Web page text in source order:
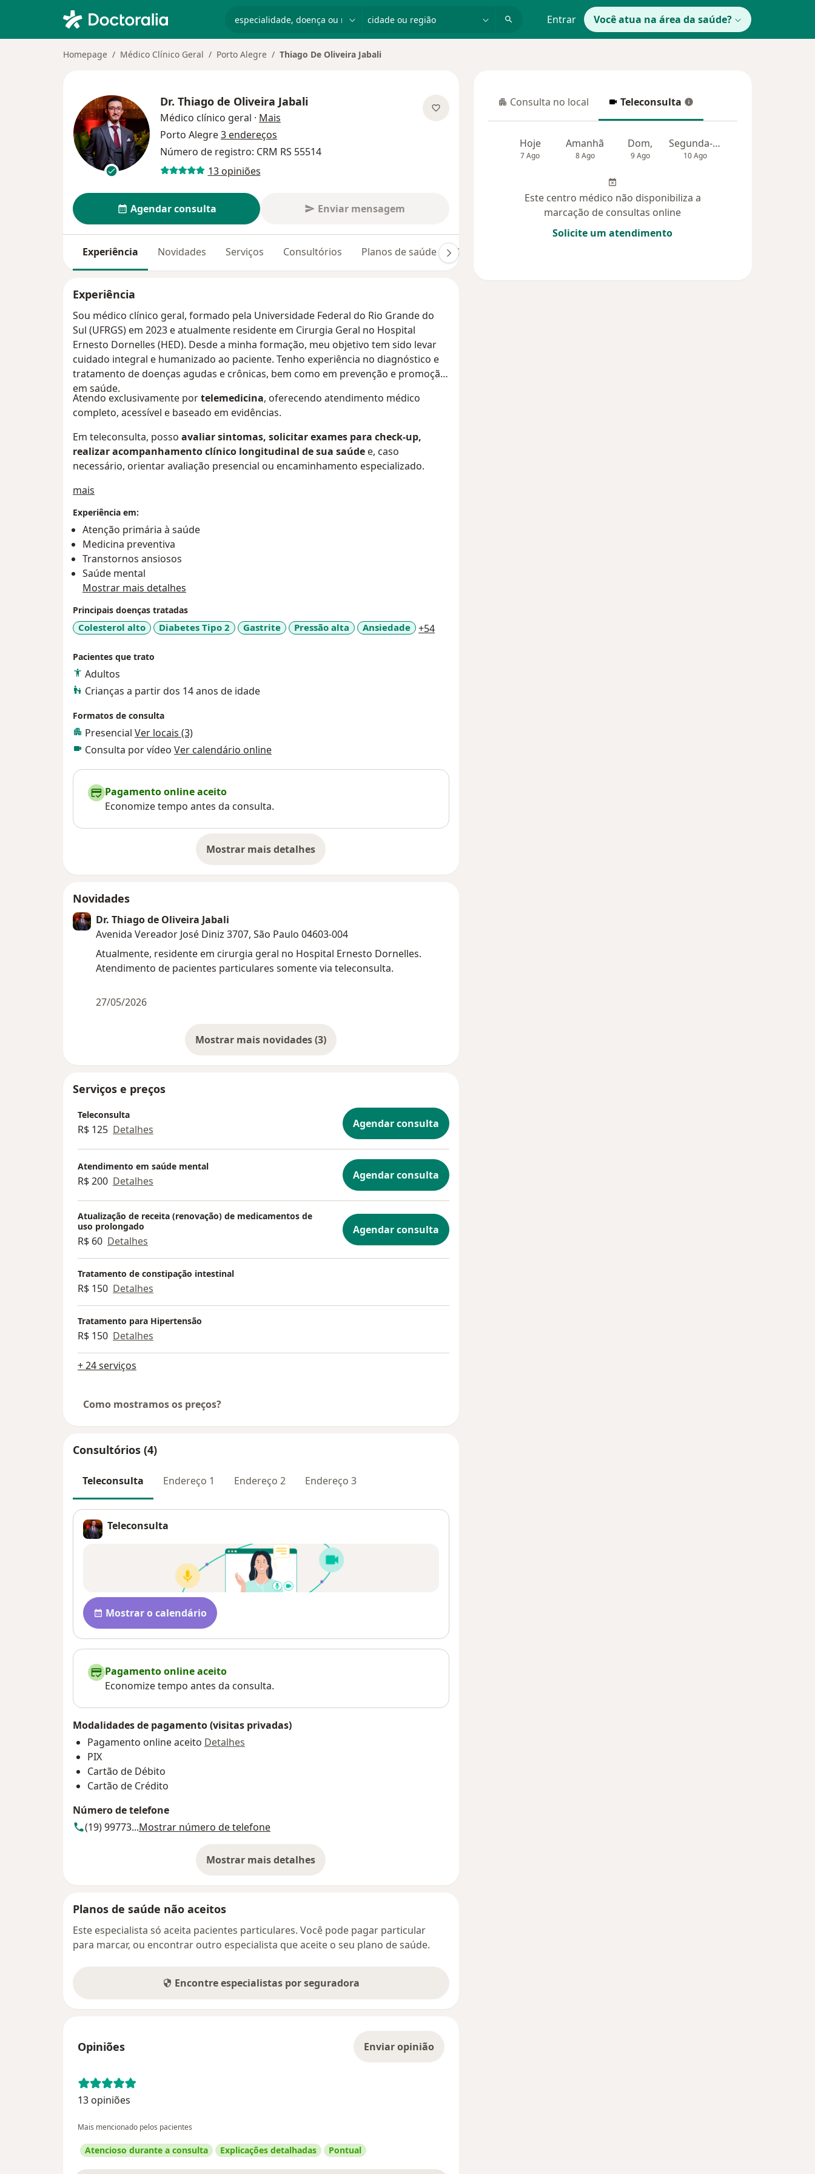
Entrar Você atua na área da saúde?
Homepage Médico Clínico Geral Porto Alegre Thiago De Oliveira Jabali
Dr. Thiago de Oliveira Jabali
Médico clínico geral · Mais
Porto Alegre3 endereços
Número de registro: CRM RS 55514
13 opiniões
Agendar consulta Enviar mensagem
Experiência Novidades Serviços Consultórios Planos de saúde Opiniões (13)
Experiência
Sou médico clínico geral, formado pela Universidade Federal do Rio Grande do
Sul (UFRGS) em 2023 e atualmente residente em Cirurgia Geral no Hospital
Ernesto Dornelles (HED). Desde a minha formação, meu objetivo tem sido levar
cuidado integral e humanizado ao paciente. Tenho experiência no diagnóstico e
tratamento de doenças agudas e crônicas, bem como em prevenção e promoção
em saúde.
Atendo exclusivamente portelemedicina, oferecendo atendimento médico
completo, acessível e baseado em evidências.
Em teleconsulta, posso avaliar sintomas, solicitar exames para check-up,
realizar acompanhamento clínico longitudinal de sua saúde e, caso
necessário, orientar avaliação presencial ou encaminhamento especializado.
mais
Experiência em:
Atenção primária à saúde
Medicina preventiva
Transtornos ansiosos
Saúde mental
Mostrar mais detalhes
Principais doenças tratadas
Colesterol alto Diabetes Tipo 2 Gastrite Pressão alta Ansiedade +54a11y_sr_more_diseases
Pacientes que trato
Adultos
Crianças a partir dos 14 anos de idade
Formatos de consulta
Presencial Ver locais (3)
Consulta por vídeo Ver calendário online
Pagamento online aceito
Economize tempo antes da consulta.
Mostrar mais detalhes
sobre a experiência
Novidades
Dr. Thiago de Oliveira Jabali
Avenida Vereador José Diniz 3707, São Paulo 04603-004
Atualmente, residente em cirurgia geral no Hospital Ernesto Dornelles.
Atendimento de pacientes particulares somente via teleconsulta.
27/05/2026
Mostrar mais novidades (3)
Serviços e preços
Teleconsulta
R$ 125 Detalhes Agendar consulta
Atendimento em saúde mental
R$ 200 Detalhes Agendar consulta
Atualização de receita (renovação) de medicamentos de
uso prolongado
R$ 60 Detalhes
Agendar consulta
Tratamento de constipação intestinal
R$ 150 Detalhes
Tratamento para Hipertensão
R$ 150 Detalhes
+ 24 serviços
Como mostramos os preços?
Consultórios (4)
Teleconsulta Endereço 1 Endereço 2 Endereço 3
Teleconsulta
Disponibilidade
Mostrar o calendário
Pagamento online aceito
Economize tempo antes da consulta.
Modalidades de pagamento (visitas privadas)
Pagamento online aceito Detalhes
PIX
Cartão de Débito
Cartão de Crédito
Número de telefone
(19) 99773...Mostrar número de telefone
Mostrar mais detalhes
sobre o endereço
Planos de saúde não aceitos
Este especialista só aceita pacientes particulares. Você pode pagar particular
para marcar, ou encontrar outro especialista que aceite o seu plano de saúde.
Encontre especialistas por seguradora
Opiniões Enviar opinião
13 opiniões
Mais mencionado pelos pacientes
Atencioso durante a consulta Explicações detalhadas Pontual
Consulta no local
Consulta no local Teleconsulta
Teleconsulta
Hoje
7 Ago
Amanhã
8 Ago
Dom,
9 Ago
Segunda-feira
10 Ago
Este centro médico não disponibiliza a
marcação de consultas online
Solicite um atendimento